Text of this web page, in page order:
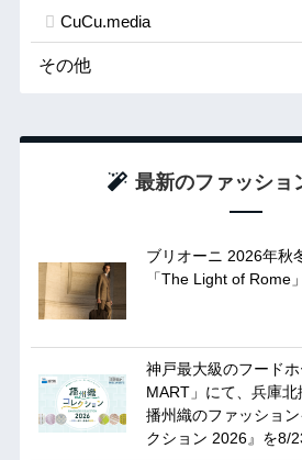
CuCu.media
その他
最新のファッショ
ブリオーニ 2026年秋
「The Light of Rome
神戸最大級のフード
MART」にて、兵庫北
播州織のファッショ
クション 2026』を8/